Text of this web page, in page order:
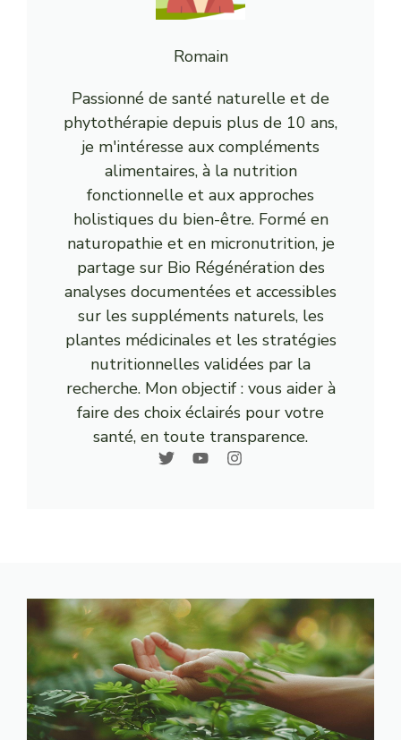
Romain
Passionné de santé naturelle et de
phytothérapie depuis plus de 10 ans,
je m'intéresse aux compléments
alimentaires, à la nutrition
fonctionnelle et aux approches
holistiques du bien-être. Formé en
naturopathie et en micronutrition, je
partage sur Bio Régénération des
analyses documentées et accessibles
sur les suppléments naturels, les
plantes médicinales et les stratégies
nutritionnelles validées par la
recherche. Mon objectif : vous aider à
faire des choix éclairés pour votre
santé, en toute transparence.